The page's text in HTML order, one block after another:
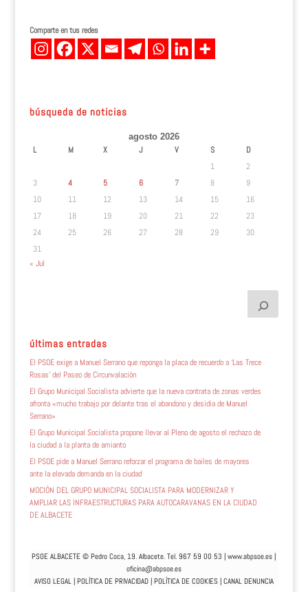
Comparte en tus redes
búsqueda de noticias
agosto 2026
L M X J V S
D
1
2
3
4 5 6 7 8
9
10
11 12 13 14 15
16
17
18 19 20 21 22
23
24
25 26 27 28 29
30
31
« Jul
últimas entradas
El PSOE exige a Manuel Serrano que reponga la placa de recuerdo a ‘Las Trece
Rosas’ del Paseo de Circunvalación
El Grupo Municipal Socialista advierte que la nueva contrata de zonas verdes
afronta «mucho trabajo por delante tras el abandono y desidia de Manuel
Serrano»
El Grupo Municipal Socialista propone llevar al Pleno de agosto el rechazo de
la ciudad a la planta de amianto
El PSOE pide a Manuel Serrano reforzar el programa de bailes de mayores
ante la elevada demanda en la ciudad
MOCIÓN DEL GRUPO MUNICIPAL SOCIALISTA PARA MODERNIZAR Y
AMPLIAR LAS INFRAESTRUCTURAS PARA AUTOCARAVANAS EN LA CIUDAD
DE ALBACETE
PSOE ALBACETE © Pedro Coca, 19. Albacete. Tel. 967 59 00 53 |www.abpsoe.es |
oficina@abpsoe.es
AVISO LEGAL| POLÍTICA DE PRIVACIDAD| POLÍTICA DE COOKIES | CANAL DENUNCIA